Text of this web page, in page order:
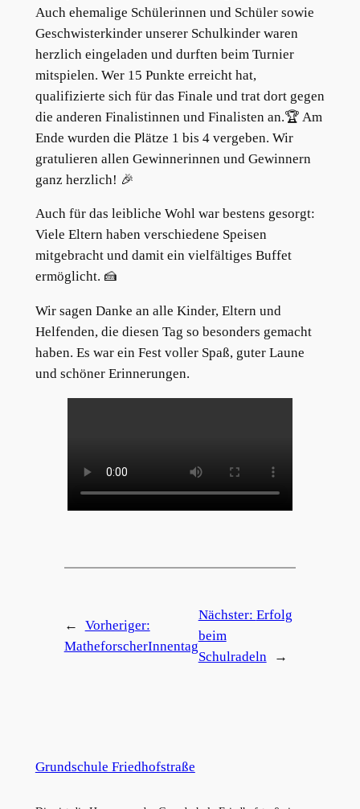
Auch ehemalige Schülerinnen und Schüler sowie
Geschwisterkinder unserer Schulkinder waren
herzlich eingeladen und durften beim Turnier
mitspielen. Wer 15 Punkte erreicht hat,
qualifizierte sich für das Finale und trat dort gegen
die anderen Finalistinnen und Finalisten an.🏆 Am
Ende wurden die Plätze 1 bis 4 vergeben. Wir
gratulieren allen Gewinnerinnen und Gewinnern
ganz herzlich! 🎉
Auch für das leibliche Wohl war bestens gesorgt:
Viele Eltern haben verschiedene Speisen
mitgebracht und damit ein vielfältiges Buffet
ermöglicht. 🍰
Wir sagen Danke an alle Kinder, Eltern und
Helfenden, die diesen Tag so besonders gemacht
haben. Es war ein Fest voller Spaß, guter Laune
und schöner Erinnerungen.
←
Vorheriger:
MatheforscherInnentag
Nächster: Erfolg
beim
Schulradeln
→
Grundschule Friedhofstraße